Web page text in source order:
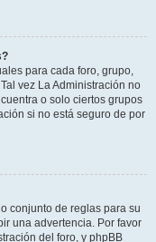
para cada foro, grupo,
vez La Administración no
o solo ciertos grupos
si no está seguro de por
conjunto de reglas para su
una advertencia. Por favor
del foro, y phpBB